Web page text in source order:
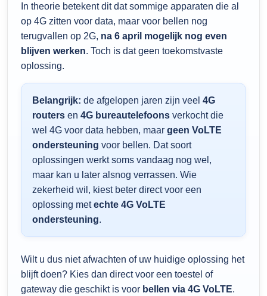
In theorie betekent dit dat sommige apparaten die al
op 4G zitten voor data, maar voor bellen nog
terugvallen op 2G, na 6 april mogelijk nog even
blijven werken. Toch is dat geen toekomstvaste
oplossing.
Belangrijk: de afgelopen jaren zijn veel 4G
routers en 4G bureautelefoons verkocht die
wel 4G voor data hebben, maar geen VoLTE
ondersteuning voor bellen. Dat soort
oplossingen werkt soms vandaag nog wel,
maar kan u later alsnog verrassen. Wie
zekerheid wil, kiest beter direct voor een
oplossing metechte 4G VoLTE
ondersteuning.
Wilt u dus niet afwachten of uw huidige oplossing het
blijft doen? Kies dan direct voor een toestel of
gateway die geschikt is voor bellen via 4G VoLTE.